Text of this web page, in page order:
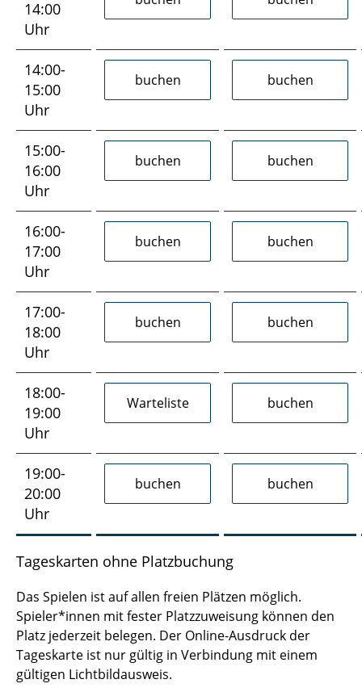
14:00
Uhr
14:00-
15:00
Uhr
15:00-
16:00
Uhr
16:00-
17:00
Uhr
17:00-
18:00
Uhr
18:00-
19:00
Uhr
19:00-
20:00
Uhr
Tageskarten ohne Platzbuchung
Das Spielen ist auf allen freien Plätzen möglich.
Spieler*innen mit fester Platzzuweisung können den
Platz jederzeit belegen. Der Online-Ausdruck der
Tageskarte ist nur gültig in Verbindung mit einem
gültigen Lichtbildausweis.